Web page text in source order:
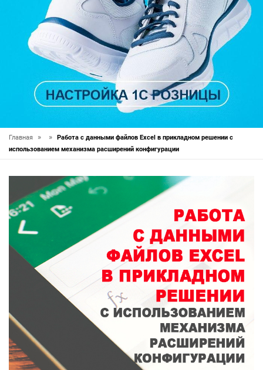
Главная » »
Работа с данными файлов Excel в прикладном решении с
использованием механизма расширений конфигурации